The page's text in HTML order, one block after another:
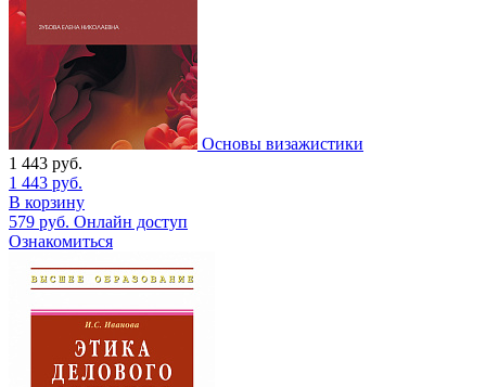
Основы визажистики
1 443 руб.
1 443 руб.
В корзину
579 руб. Онлайн доступ
Ознакомиться